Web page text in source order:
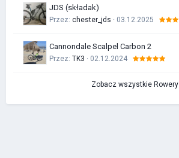
JDS (składak)
Przez: chester_jds · 03.12.2025
Cannondale Scalpel Carbon 2
Przez: TK3 · 02.12.2024
Zobacz wszystkie Rowery